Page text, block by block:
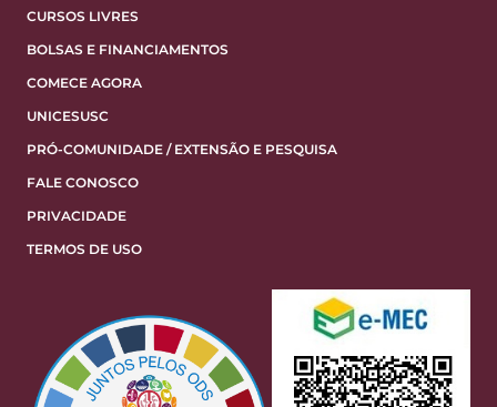
CURSOS LIVRES
BOLSAS E FINANCIAMENTOS
COMECE AGORA
UNICESUSC
PRÓ-COMUNIDADE / EXTENSÃO E PESQUISA
FALE CONOSCO
PRIVACIDADE
TERMOS DE USO